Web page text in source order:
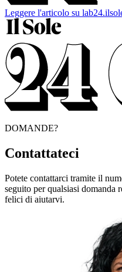
Leggere l'articolo su
DOMANDE?
Contattateci
Potete contattarci tramite il
seguito per qualsiasi domanda
felici di aiutarvi.